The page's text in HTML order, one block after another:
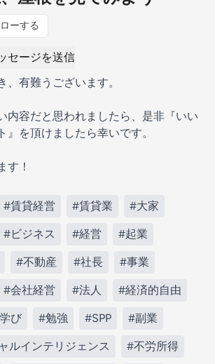
ーする
セージを送信
、有難うございます。
内容だと思われましたら、是非『いい
』を頂けましたら幸いです。
す！
#賃貸経営 #賃貸業 #大家
#ビジネス #経営 #起業
#不動産 #社長 #事業
#会社経営 #法人 #経済的自由
び #勉強 #SPP #副業
ルインテリジェンス #不労所得